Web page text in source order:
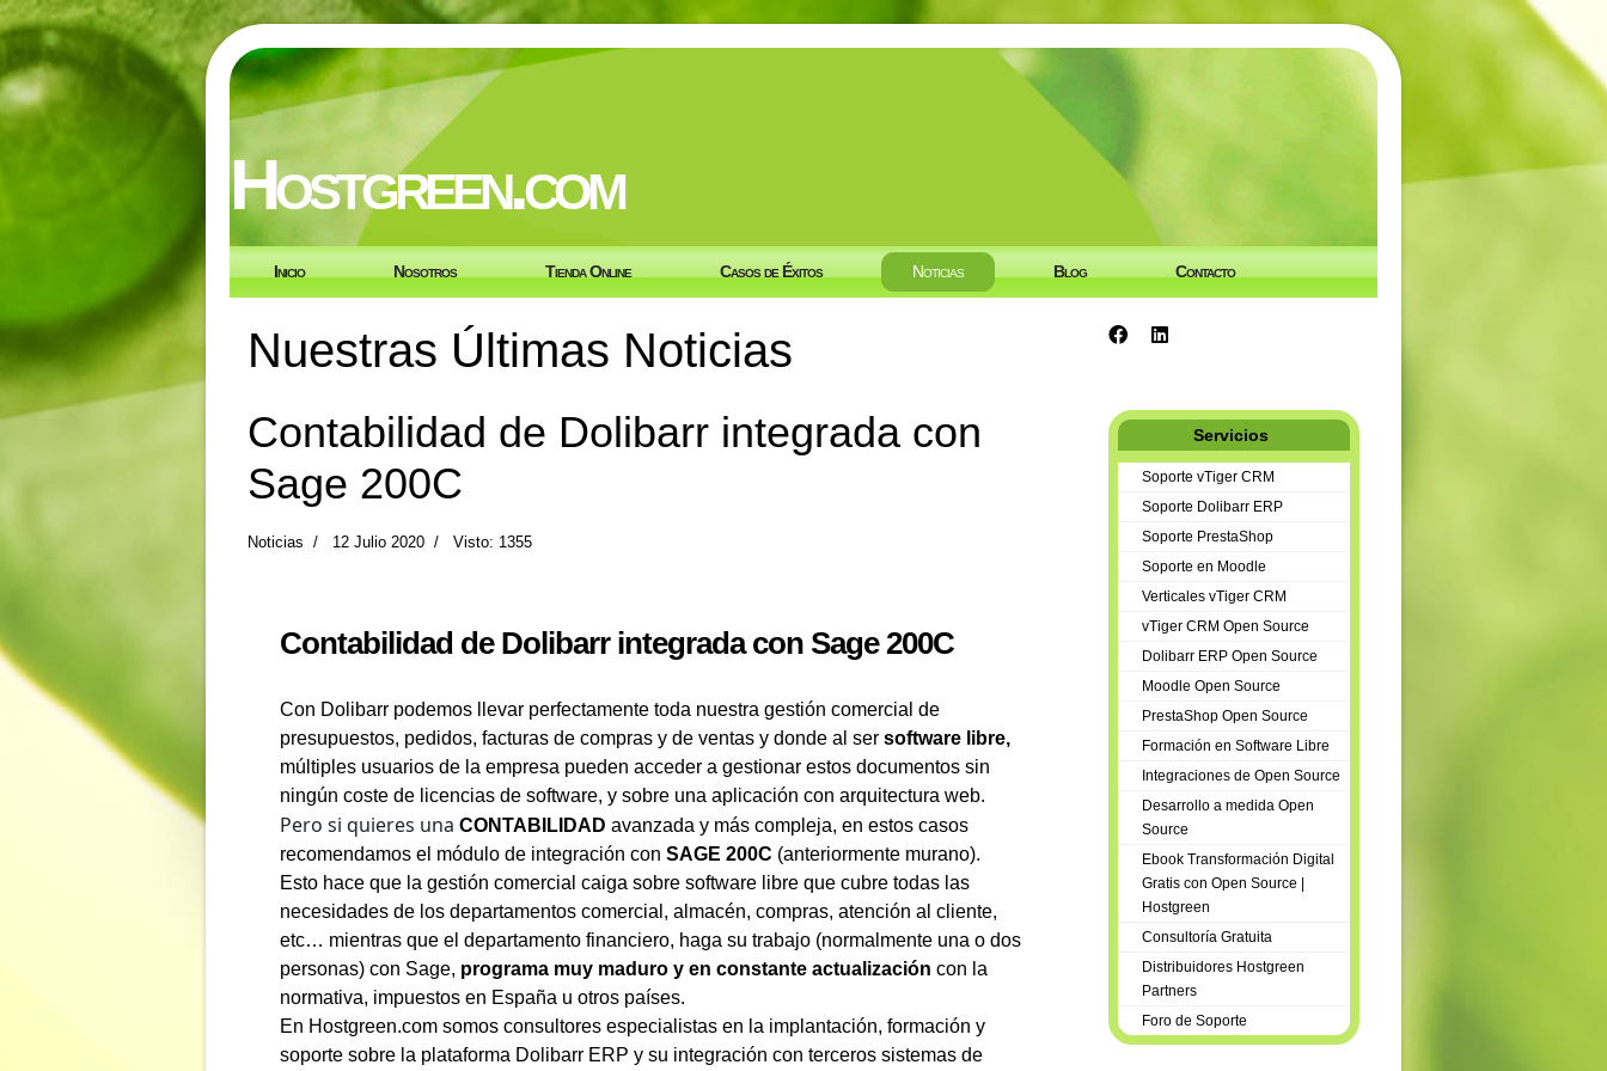
Hostgreen.com
Inicio Nosotros Tienda Online Casos de Éxitos Noticias Blog Contacto
Nuestras Últimas Noticias
Contabilidad de Dolibarr integrada con
Sage 200C
Noticias 12 Julio 2020 Visto: 1355
Contabilidad de Dolibarr integrada con Sage 200C
Con Dolibarr podemos llevar perfectamente toda nuestra gestión comercial de
presupuestos, pedidos, facturas de compras y de ventas y donde al ser software libre,
múltiples usuarios de la empresa pueden acceder a gestionar estos documentos sin
ningún coste de licencias de software, y sobre una aplicación con arquitectura web.
Pero si quieres una CONTABILIDAD avanzada y más compleja, en estos casos
recomendamos el módulo de integración con SAGE 200C (anteriormente murano).
Esto hace que la gestión comercial caiga sobre software libre que cubre todas las
necesidades de los departamentos comercial, almacén, compras, atención al cliente,
etc… mientras que el departamento financiero, haga su trabajo (normalmente una o dos
personas) con Sage, programa muy maduro y en constante actualización con la
normativa, impuestos en España u otros países.
En Hostgreen.com somos consultores especialistas en la implantación, formación y
soporte sobre la plataforma Dolibarr ERP y su integración con terceros sistemas de
Servicios
Soporte vTiger CRM
Soporte Dolibarr ERP
Soporte PrestaShop
Soporte en Moodle
Verticales vTiger CRM
vTiger CRM Open Source
Dolibarr ERP Open Source
Moodle Open Source
PrestaShop Open Source
Formación en Software Libre
Integraciones de Open Source
Desarrollo a medida Open
Source
Ebook Transformación Digital
Gratis con Open Source |
Hostgreen
Consultoría Gratuita
Distribuidores Hostgreen
Partners
Foro de Soporte